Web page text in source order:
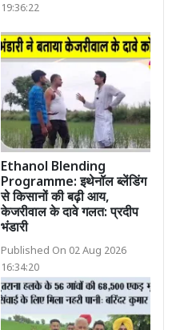
19:36:22
Ethanol Blending
Programme: इथेनॉल ब्लेंडिंग
से किसानों की बढ़ी आय,
केजरीवाल के दावे गलत: प्रदीप
भंडारी
Published On 02 Aug 2026
16:34:20